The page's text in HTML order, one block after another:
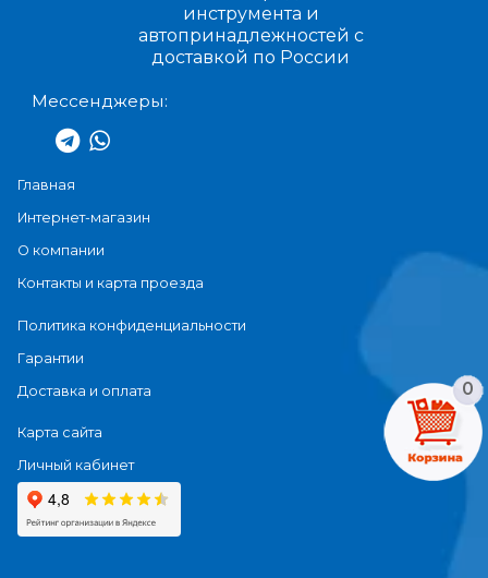
0
инструмента и
автопринадлежностей с
доставкой по России
Мессенджеры:
Главная
Интернет-магазин
О компании
Контакты и карта проезда
Политика конфиденциальности
Гарантии
Доставка и оплата
Карта сайта
Личный кабинет